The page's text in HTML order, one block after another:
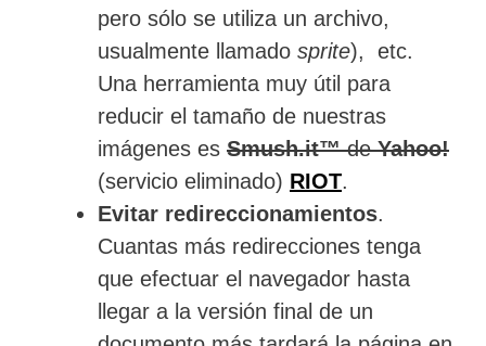
pero sólo se utiliza un archivo,
usualmente llamado sprite), etc.
Una herramienta muy útil para
reducir el tamaño de nuestras
imágenes es Smush.it™deYahoo!
(servicio eliminado) RIOT.
Evitar redireccionamientos.
Cuantas más redirecciones tenga
que efectuar el navegador hasta
llegar a la versión final de un